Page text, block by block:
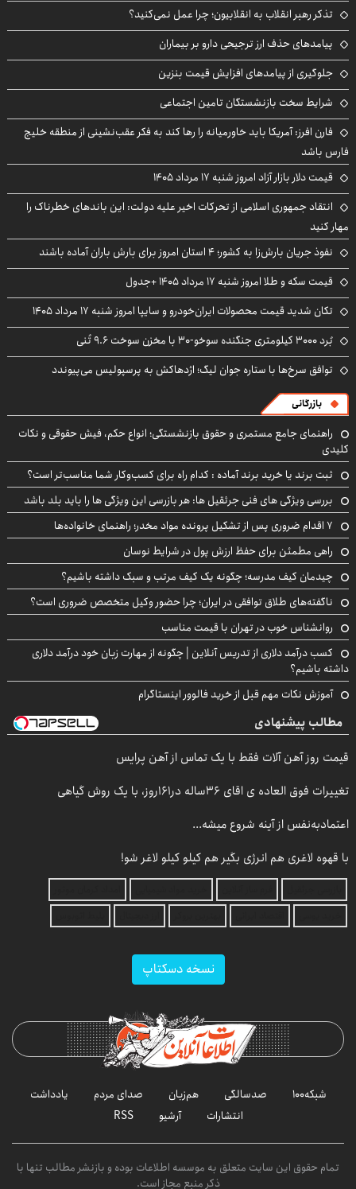
تذکر رهبر انقلاب به انقلابیون؛ چرا عمل نمی‌کنید؟
پیامدهای حذف ارز ترجیحی دارو بر بیماران
جلوگیری از پیامدهای افزایش قیمت بنزین
شرایط سخت بازنشستگان تامین اجتماعی
فارن افرز: آمریکا باید خاورمیانه را رها کند به فکر عقب‌نشینی از منطقه خلیج
فارس باشد
قیمت دلار بازار آزاد امروز شنبه ۱۷ مرداد ۱۴۰۵
انتقاد جمهوری اسلامی از تحرکات اخیر علیه دولت: این باندهای خطرناک را
مهار کنید
نفوذ جریان بارش‌زا به کشور؛ ۴ استان امروز برای بارش باران آماده باشند
قیمت سکه و طلا امروز شنبه ۱۷ مرداد ۱۴۰۵ +جدول
تکان شدید قیمت محصولات ایران‌خودرو و سایپا امروز شنبه ۱۷ مرداد ۱۴۰۵
بُرد ۳۰۰۰ کیلومتری جنگنده سوخو-۳۰ با مخزن سوخت ۹.۶ تُنی
توافق سرخ‌ها با ستاره جوان لیگ؛ اژدهاکش به پرسپولیس می‌پیوندد
بازرگانی
راهنمای جامع مستمری و حقوق بازنشستگی؛ انواع حکم، فیش حقوقی و نکات
کلیدی
ثبت برند یا خرید برند آماده : کدام راه برای کسب‌وکار شما مناسب‌تر است؟
بررسی ویژگی های فنی جرثقیل ها: هر بازرسی این ویژگی ها را باید بلد باشد
۷ اقدام ضروری پس از تشکیل پرونده مواد مخدر؛ راهنمای خانواده‌ها
راهی مطمئن برای حفظ ارزش پول در شرایط نوسان
چیدمان کیف مدرسه؛ چگونه یک کیف مرتب و سبک داشته باشیم؟
ناگفته‌های طلاق توافقی در ایران؛ چرا حضور وکیل متخصص ضروری است؟
روانشناس خوب در تهران با قیمت مناسب
کسب درآمد دلاری از تدریس آنلاین | چگونه از مهارت زبان خود درآمد دلاری
داشته باشیم؟
آموزش نکات مهم قبل از خرید فالوور اینستاگرام
مطالب پیشنهادی
قیمت روز آهن آلات فقط با یک تماس از آهن پرایس
تغییرات فوق العاده ی اقای 36ساله در161روز، با یک روش گیاهی
اعتمادبه‌نفس از آینه شروع میشه...
با قهوه لاغری هم انرژی بگیر هم کیلو کیلو لاغر شو!
نسخه دسکتاپ
شبکه۱۰۰ صدسالگی هم‌زبان صدای مردم
یادداشت
انتشارات
آرشیو RSS
تمام حقوق این سایت متعلق به موسسه اطلاعات بوده و بازنشر مطالب تنها با
ذکر منبع مجاز است.